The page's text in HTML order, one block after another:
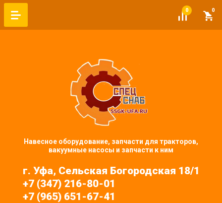
0 0
Навесное оборудование, запчасти для тракторов,
вакуумные насосы и запчасти к ним
г. Уфа, Сельская Богородская 18/1
+7 (347) 216-80-01
+7 (965) 651-67-41